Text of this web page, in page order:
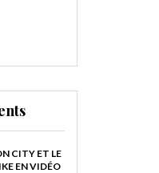
CITY ET LE
EN VIDÉO